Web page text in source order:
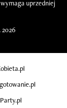
uprzedniej
2026
Party.pl